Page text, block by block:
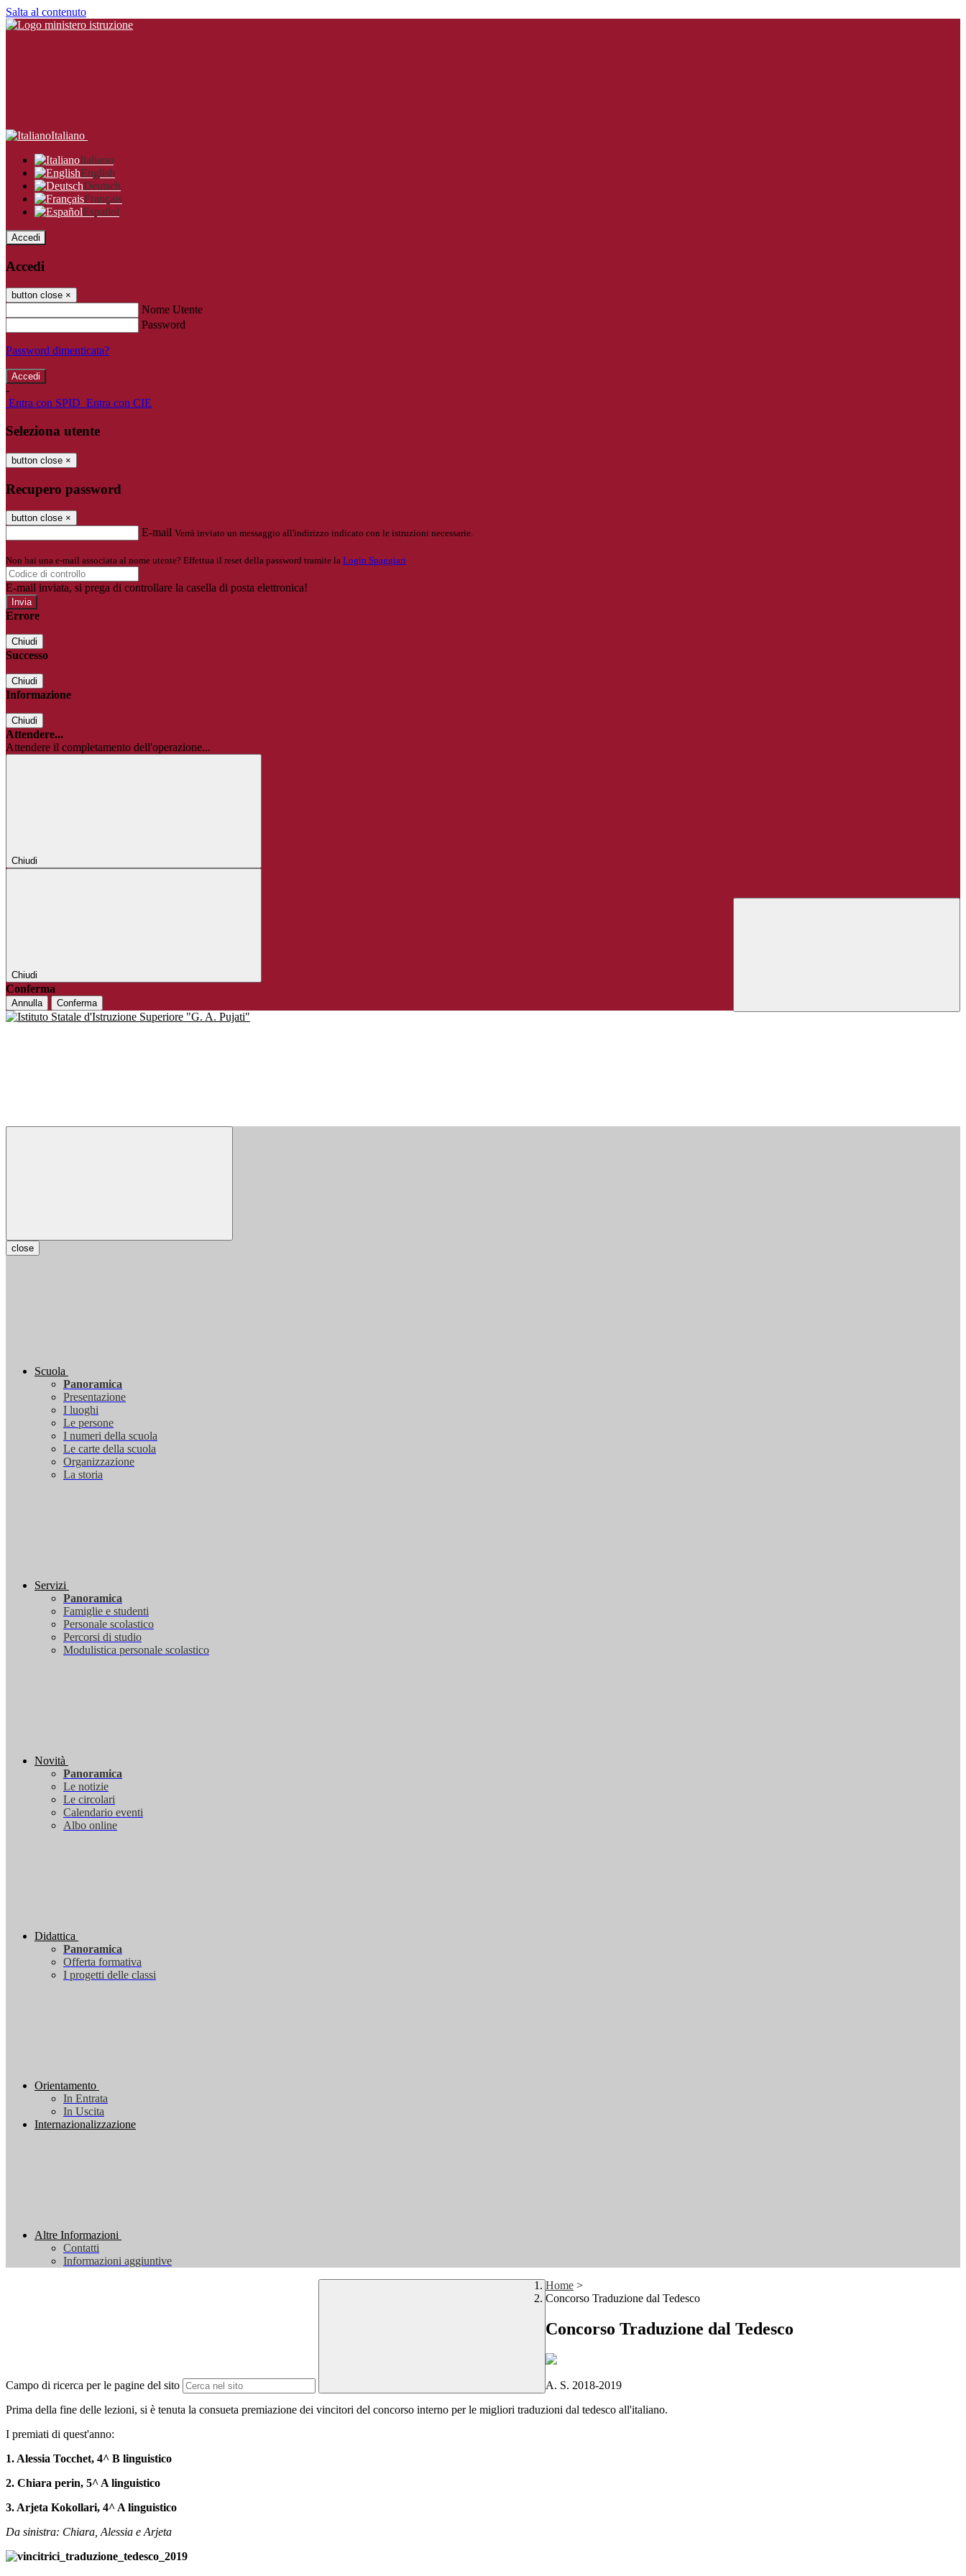
Salta al contenuto
Italiano
Italiano
English
Deutsch
Français
Español
Accedi
Accedi
button close ×
Nome Utente
Password
Password dimenticata?
-
Entra con SPID Entra con CIE
Seleziona utente
button close ×
Recupero password
button close ×
E-mail Verrà inviato un messaggio all'indirizzo indicato con le istruzioni necessarie.
Non hai una e-mail associata al nome utente? Effettua il reset della password tramite la Login Spaggiari
E-mail inviata, si prega di controllare la casella di posta elettronica!
Errore
Chiudi
Successo
Chiudi
Informazione
Chiudi
Attendere...
Attendere il completamento dell'operazione...
Chiudi
Chiudi
Conferma
Annulla Conferma
close
Scuola
Panoramica
Presentazione
I luoghi
Le persone
I numeri della scuola
Le carte della scuola
Organizzazione
La storia
Servizi
Panoramica
Famiglie e studenti
Personale scolastico
Percorsi di studio
Modulistica personale scolastico
Novità
Panoramica
Le notizie
Le circolari
Calendario eventi
Albo online
Didattica
Panoramica
Offerta formativa
I progetti delle classi
Orientamento
In Entrata
In Uscita
Internazionalizzazione
Altre Informazioni
Contatti
Informazioni aggiuntive
Campo di ricerca per le pagine del sito
Home >
Concorso Traduzione dal Tedesco
Concorso Traduzione dal Tedesco
A. S. 2018-2019
Prima della fine delle lezioni, si è tenuta la consueta premiazione dei vincitori del concorso interno per le migliori traduzioni dal tedesco all'italiano.
I premiati di quest'anno:
1. Alessia Tocchet, 4^ B linguistico
2. Chiara perin, 5^ A linguistico
3. Arjeta Kokollari, 4^ A linguistico
Da sinistra: Chiara, Alessia e Arjeta